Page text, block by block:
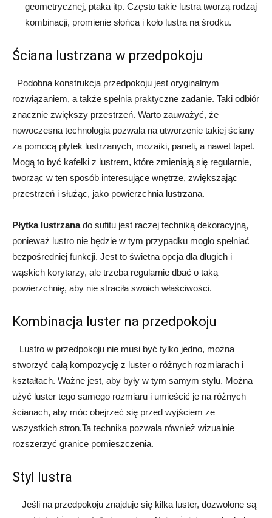
geometrycznej, ptaka itp. Często takie lustra tworzą rodzaj
kombinacji, promienie słońca i koło lustra na środku.
Ściana lustrzana w przedpokoju
Podobna konstrukcja przedpokoju jest oryginalnym
rozwiązaniem, a także spełnia praktyczne zadanie. Taki odbiór
znacznie zwiększy przestrzeń. Warto zauważyć, że
nowoczesna technologia pozwala na utworzenie takiej ściany
za pomocą płytek lustrzanych, mozaiki, paneli, a nawet tapet.
Mogą to być kafelki z lustrem, które zmieniają się regularnie,
tworząc w ten sposób interesujące wnętrze, zwiększając
przestrzeń i służąc, jako powierzchnia lustrzana.
Płytka lustrzanado sufitu jest raczej techniką dekoracyjną,
ponieważ lustro nie będzie w tym przypadku mogło spełniać
bezpośredniej funkcji. Jest to świetna opcja dla długich i
wąskich korytarzy, ale trzeba regularnie dbać o taką
powierzchnię, aby nie straciła swoich właściwości.
Kombinacja luster na przedpokoju
Lustro w przedpokoju nie musi być tylko jedno, można
stworzyć całą kompozycję z luster o różnych rozmiarach i
kształtach. Ważne jest, aby były w tym samym stylu. Można
użyć luster tego samego rozmiaru i umieścić je na różnych
ścianach, aby móc obejrzeć się przed wyjściem ze
wszystkich stron.Ta technika pozwala również wizualnie
rozszerzyć granice pomieszczenia.
Styl lustra
Jeśli na przedpokoju znajduje się kilka luster, dozwolone są